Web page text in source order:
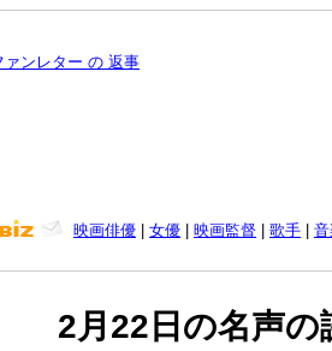
ァンレター の 返事
映画俳優 女優 映画監督 歌手
2月22日の名声の